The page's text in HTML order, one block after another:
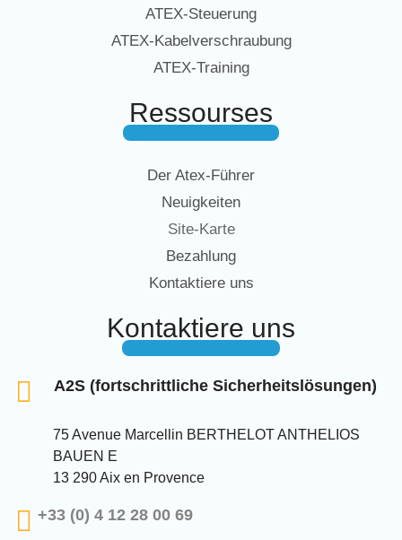
ATEX-Steuerung
ATEX-Kabelverschraubung
ATEX-Training
Ressourses
Der Atex-Führer
Neuigkeiten
Site-Karte
Bezahlung
Kontaktiere uns
Kontaktiere uns
A2S (fortschrittliche Sicherheitslösungen)
75 Avenue Marcellin BERTHELOT ANTHELIOS
BAUEN E
13 290 Aix en Provence
+33 (0) 4 12 28 00 69